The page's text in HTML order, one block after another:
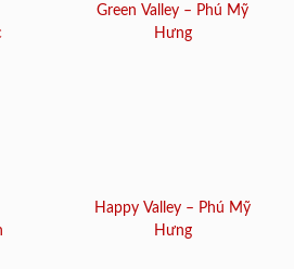
Green Valley – Phú Mỹ
Hưng
Happy Valley – Phú Mỹ
Hưng